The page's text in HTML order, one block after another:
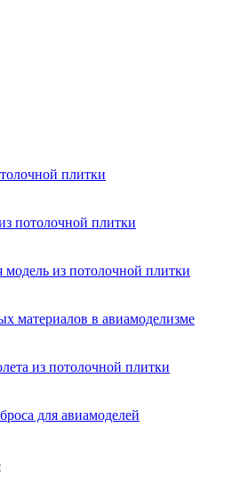
плитки
потолочной плитки
модель из потолочной плитки
материалов в авиамоделизме
из потолочной плитки
для авиамоделей